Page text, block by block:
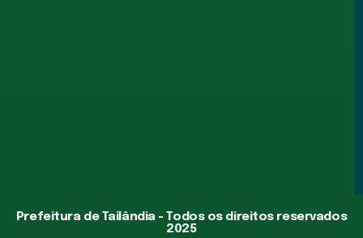
Prefeitura de Tailândia - Todos os direitos reservados
2025